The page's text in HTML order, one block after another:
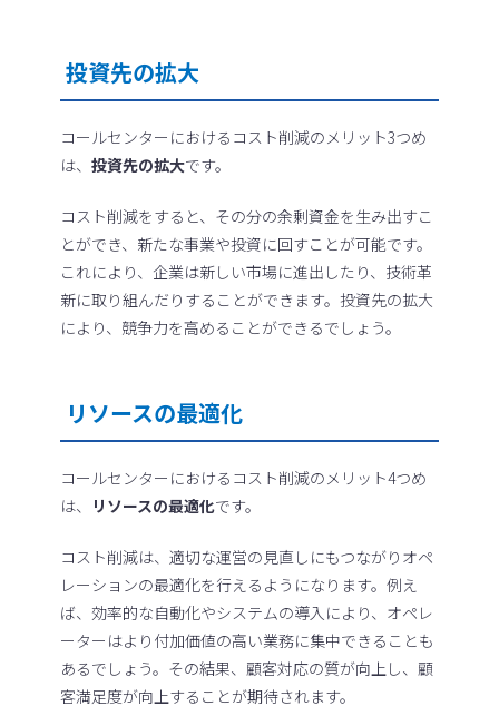
投資先の拡大
コールセンターにおけるコスト削減のメリット3つめ
は、投資先の拡大です。
コスト削減をすると、その分の余剰資金を生み出すこ
とができ、新たな事業や投資に回すことが可能です。
これにより、企業は新しい市場に進出したり、技術革
新に取り組んだりすることができます。投資先の拡大
により、競争力を高めることができるでしょう。
リソースの最適化
コールセンターにおけるコスト削減のメリット4つめ
は、 リソースの最適化です。
コスト削減は、適切な運営の見直しにもつながりオペ
レーションの最適化を行えるようになります。例え
ば、効率的な自動化やシステムの導入により、オペレ
ーターはより付加価値の高い業務に集中できることも
あるでしょう。その結果、顧客対応の質が向上し、顧
客満足度が向上することが期待されます。